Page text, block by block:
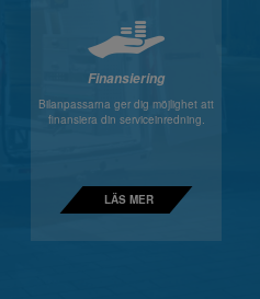
Finansiering
Bilanpassarna ger dig möjlighet att
finansiera din serviceinredning.
LÄS MER